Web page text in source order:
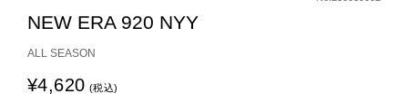
NEW ERA 920 NYY
ALL SEASON
¥4,620 (税込)